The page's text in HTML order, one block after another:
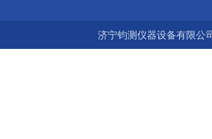
济宁钧测仪器设备有限